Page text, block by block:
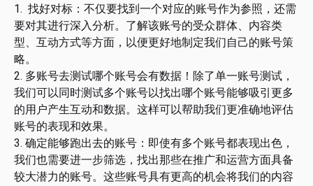
1. 找好对标：不仅要找到一个对应的账号作为参照，还需
要对其进行深入分析。了解该账号的受众群体、内容类
型、互动方式等方面，以便更好地制定我们自己的账号策
略。
2. 多账号去测试哪个账号会有数据！除了单一账号测试，
我们可以同时测试多个账号以找出哪个账号能够吸引更多
的用户产生互动和数据。这样可以帮助我们更准确地评估
账号的表现和效果。
3. 确定能够跑出去的账号：即使有多个账号都表现出色，
我们也需要进一步筛选，找出那些在推广和运营方面具备
较大潜力的账号。这些账号具有更高的机会将我们的内容